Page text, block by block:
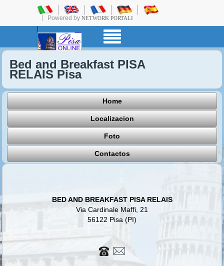
Powered by NETWORK PORTALI
Bed and Breakfast PISA
RELAIS Pisa
Home
Localizacion
Foto
Contactos
BED AND BREAKFAST PISA RELAIS
Via Cardinale Maffi, 21
56122 Pisa (PI)